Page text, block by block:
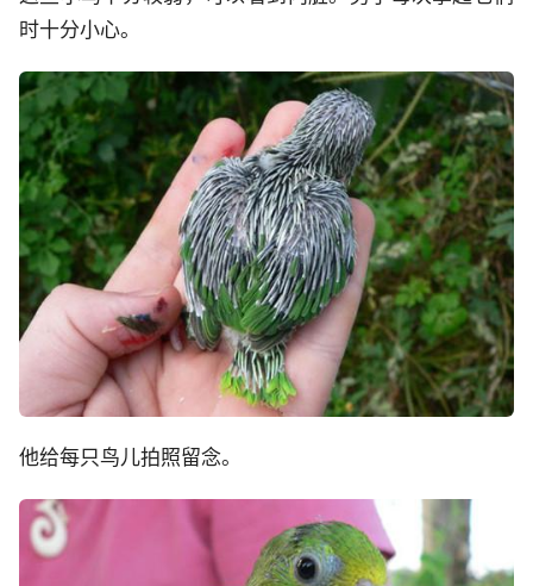
时十分小心。
他给每只鸟儿拍照留念。